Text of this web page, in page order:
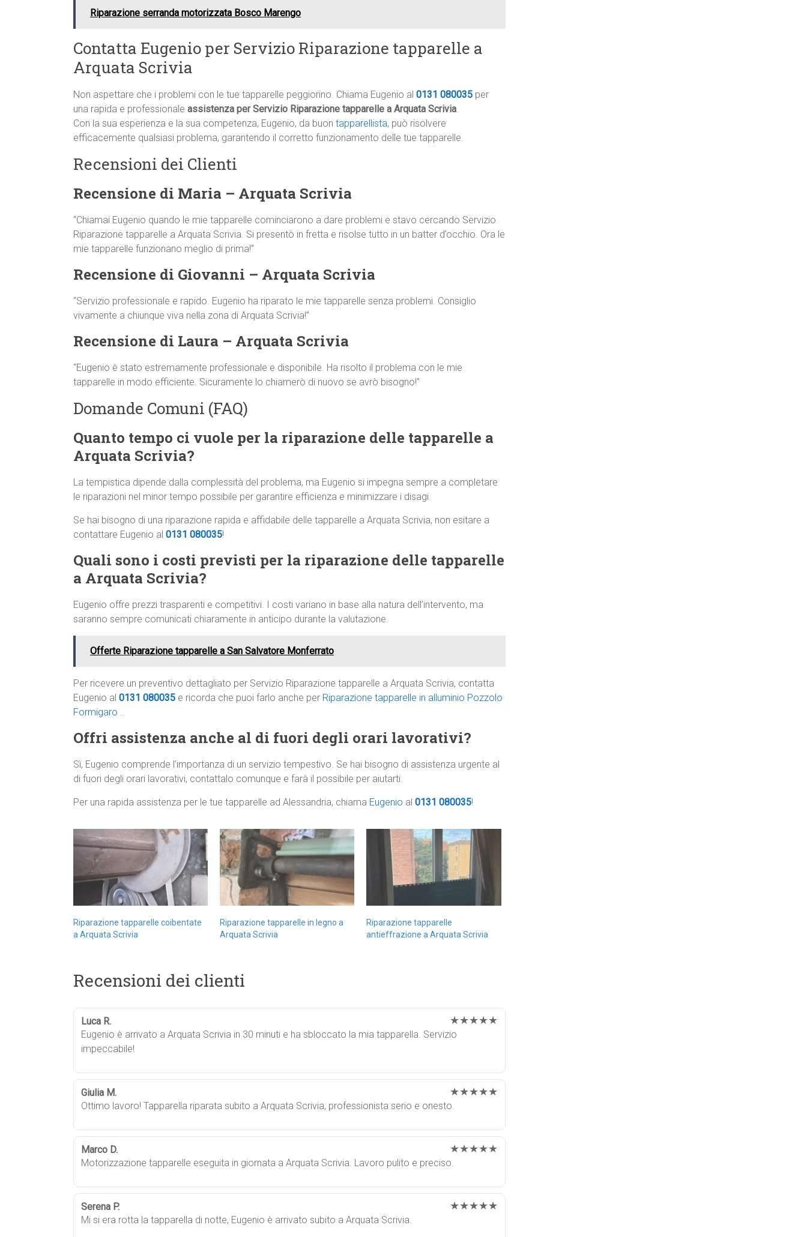
Riparazione serranda motorizzata Bosco Marengo
Contatta Eugenio per Servizio Riparazione tapparelle a
Arquata Scrivia
Non aspettare che i problemi con le tue tapparelle peggiorino. Chiama Eugenio al 0131 080035 per
una rapida e professionale assistenza per Servizio Riparazione tapparelle a Arquata Scrivia.
Con la sua esperienza e la sua competenza, Eugenio, da buon tapparellista, può risolvere
efficacemente qualsiasi problema, garantendo il corretto funzionamento delle tue tapparelle.
Recensioni dei Clienti
Recensione di Maria – Arquata Scrivia
“Chiamai Eugenio quando le mie tapparelle cominciarono a dare problemi e stavo cercando Servizio
Riparazione tapparelle a Arquata Scrivia. Si presentò in fretta e risolse tutto in un batter d’occhio. Ora le
mie tapparelle funzionano meglio di prima!”
Recensione di Giovanni – Arquata Scrivia
“Servizio professionale e rapido. Eugenio ha riparato le mie tapparelle senza problemi. Consiglio
vivamente a chiunque viva nella zona di Arquata Scrivia!”
Recensione di Laura – Arquata Scrivia
“Eugenio è stato estremamente professionale e disponibile. Ha risolto il problema con le mie
tapparelle in modo efficiente. Sicuramente lo chiamerò di nuovo se avrò bisogno!”
Domande Comuni (FAQ)
Quanto tempo ci vuole per la riparazione delle tapparelle a
Arquata Scrivia?
La tempistica dipende dalla complessità del problema, ma Eugenio si impegna sempre a completare
le riparazioni nel minor tempo possibile per garantire efficienza e minimizzare i disagi.
Se hai bisogno di una riparazione rapida e affidabile delle tapparelle a Arquata Scrivia, non esitare a
contattare Eugenio al 0131 080035!
Quali sono i costi previsti per la riparazione delle tapparelle
a Arquata Scrivia?
Eugenio offre prezzi trasparenti e competitivi. I costi variano in base alla natura dell’intervento, ma
saranno sempre comunicati chiaramente in anticipo durante la valutazione.
Offerte Riparazione tapparelle a San Salvatore Monferrato
Per ricevere un preventivo dettagliato per Servizio Riparazione tapparelle a Arquata Scrivia, contatta
Eugenio al 0131 080035 e ricorda che puoi farlo anche per Riparazione tapparelle in alluminio Pozzolo
Formigaro ..
Offri assistenza anche al di fuori degli orari lavorativi?
Sì, Eugenio comprende l’importanza di un servizio tempestivo. Se hai bisogno di assistenza urgente al
di fuori degli orari lavorativi, contattalo comunque e farà il possibile per aiutarti.
Per una rapida assistenza per le tue tapparelle ad Alessandria, chiama Eugenio al 0131 080035!
Riparazione tapparelle coibentate
a Arquata Scrivia
Riparazione tapparelle in legno a
Arquata Scrivia
Riparazione tapparelle
antieffrazione a Arquata Scrivia
Recensioni dei clienti
Luca R. ★★★★★
Eugenio è arrivato a Arquata Scrivia in 30 minuti e ha sbloccato la mia tapparella. Servizio
impeccabile!
Giulia M. ★★★★★
Ottimo lavoro! Tapparella riparata subito a Arquata Scrivia, professionista serio e onesto.
Marco D. ★★★★★
Motorizzazione tapparelle eseguita in giornata a Arquata Scrivia. Lavoro pulito e preciso.
Serena P. ★★★★★
Mi si era rotta la tapparella di notte, Eugenio è arrivato subito a Arquata Scrivia.